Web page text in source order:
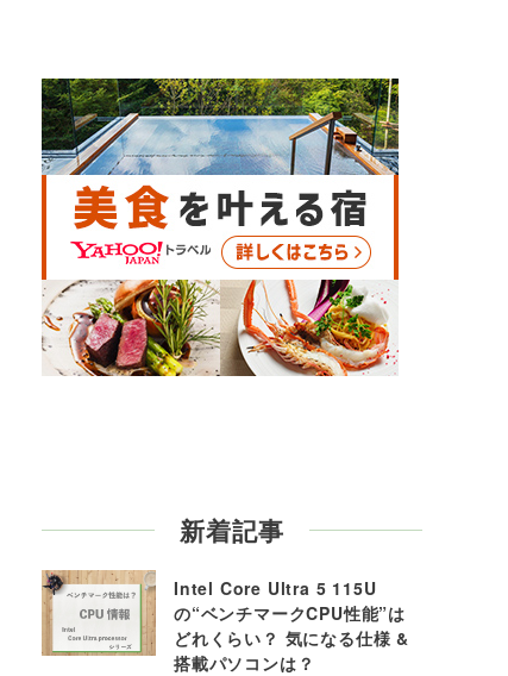
新着記事
Intel Core Ultra 5 115U
の“ベンチマークCPU性能”は
どれくらい？ 気になる仕様 &
搭載パソコンは？